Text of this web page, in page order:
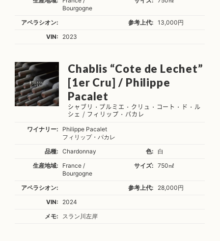
Bourgogne
アペラシオン: 参考上代:
13,000円
VIN:
2023
Chablis “Cote de Lechet”
[1er Cru] / Philippe
Pacalet
シャブリ・プルミエ・クリュ・コート・ド・ル
シェ / フィリップ・パカレ
ワイナリー:
Philippe Pacalet
フィリップ・パカレ
品種:
Chardonnay 色:
白
生産地域:
France /
Bourgogne
サイズ: 750㎖
アペラシオン: 参考上代:
28,000円
VIN:
2024
メモ:
スラン川左岸